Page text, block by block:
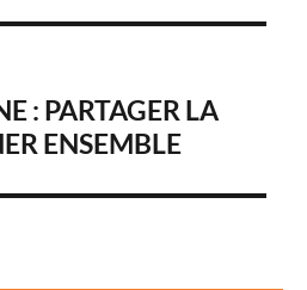
: PARTAGER LA
ENSEMBLE